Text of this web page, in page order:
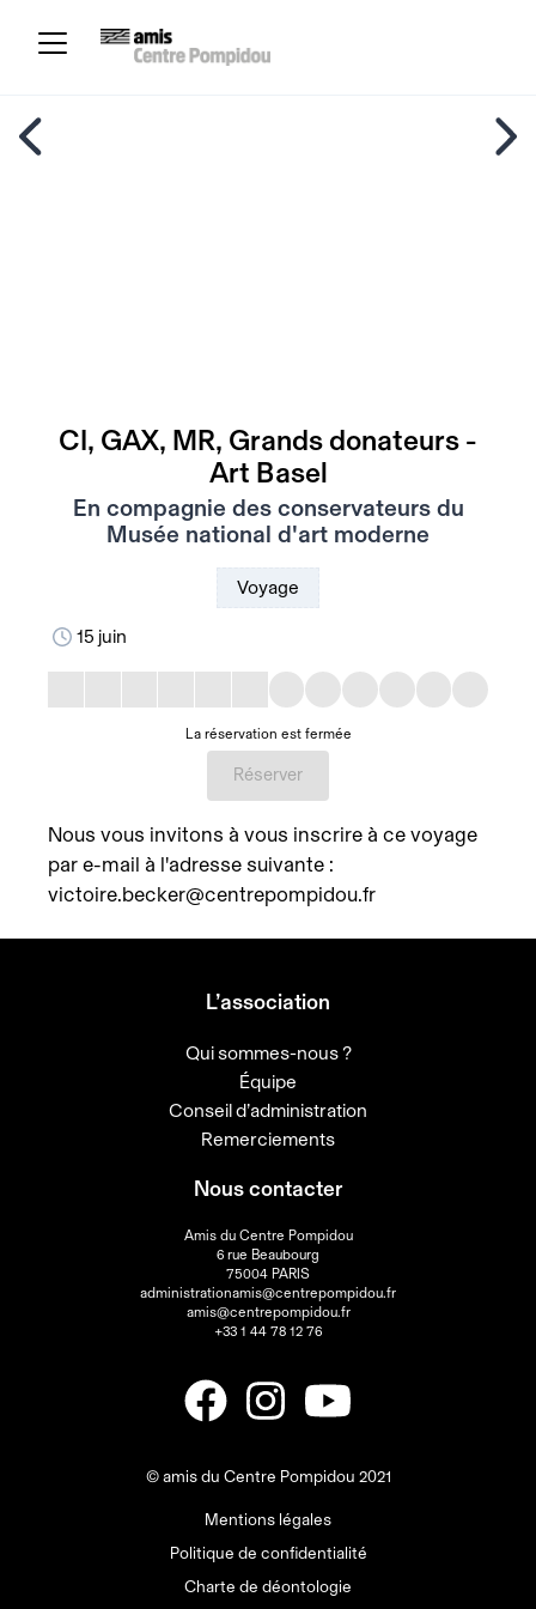
CI, GAX, MR, Grands donateurs -
Art Basel
En compagnie des conservateurs du
Musée national d'art moderne
Voyage
15 juin
La réservation est fermée
Réserver
Nous vous invitons à vous inscrire à ce voyage
par e-mail à l'adresse suivante :
victoire.becker@centrepompidou.fr
L’association
Qui sommes-nous ?
Équipe
Conseil d’administration
Remerciements
Nous contacter
Amis du Centre Pompidou
6 rue Beaubourg
75004 PARIS
administrationamis@centrepompidou.fr
amis@centrepompidou.fr
+33 1 44 78 12 76
© amis du Centre Pompidou 2021
Mentions légales
Politique de confidentialité
Charte de déontologie